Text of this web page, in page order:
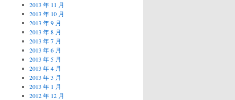
2013 年 11 月
2013 年 10 月
2013 年 9 月
2013 年 8 月
2013 年 7 月
2013 年 6 月
2013 年 5 月
2013 年 4 月
2013 年 3 月
2013 年 1 月
2012 年 12 月